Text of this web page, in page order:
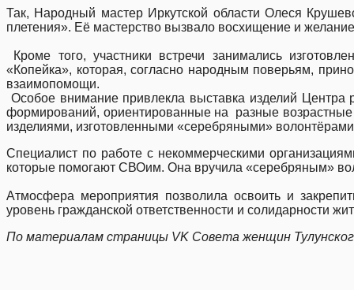
Так, Народный мастер Иркутской области Олеся
плетения». Её мастерство вызвало восхищение и
Кроме того, участники встречи занимались
«Копейка», которая, согласно народным поверьям,
Особое внимание привлекла выставка изделий
формирований, ориентированные на разные возрастные
изделиями, изготовленными «серебряными»
Специалист по работе с некоммерческими
которые помогают СВОим. Она вручила «серебряным»
Атмосфера мероприятия позволила освоить и
уровень гражданской ответственности и солидарности
По материалам страницы VK Совета женщин